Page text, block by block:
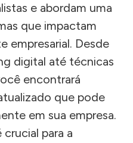
e abordam uma
que impactam
empresarial. Desde
digital até técnicas
encontrará
que pode
em sua empresa.
para a